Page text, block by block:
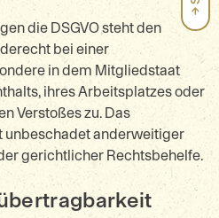
die DSGVO steht den
bei einer
in dem Mitgliedstaat
ihres Arbeitsplatzes oder
Verstoßes zu. Das
unbeschadet anderweitiger
gerichtlicher Rechtsbehelfe.